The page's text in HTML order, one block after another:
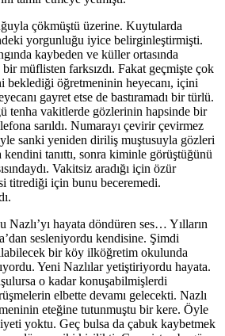
çökmüştü üzerine. Kuytularda
yorgunluğu iyice belirginleştirmişti.
kaybeden ve küller ortasında
bir müflisten farksızdı. Fakat geçmişte çok
beklediği öğretmeninin heyecanı, içini
gayret etse de bastıramadı bir türlü.
tenha vakitlerde gözlerinin hapsinde bir
sarıldı. Numarayı çevirir çevirmez
sanki yeniden diriliş muştusuyla gözleri
tanıttı, sonra kiminle görüştüğünü
Vakitsiz aradığı için özür
titrediği için bunu beceremedi.
hayata döndüren ses… Yılların
sesleniyordu kendisine. Şimdi
bir köy ilköğretim okulunda
Yeni Nazlılar yetiştiriyordu hayata.
o kadar konuşabilmişlerdi
elbette devamı gelecekti. Nazlı
eteğine tutunmuştu bir kere. Öyle
yoktu. Geç bulsa da çabuk kaybetmek